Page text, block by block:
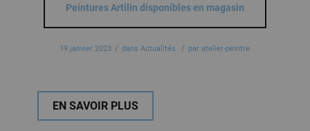
Peintures Artilin disponibles en magasin
19 janvier 2023 / dansActualités / par atelier-peintre
EN SAVOIR PLUS